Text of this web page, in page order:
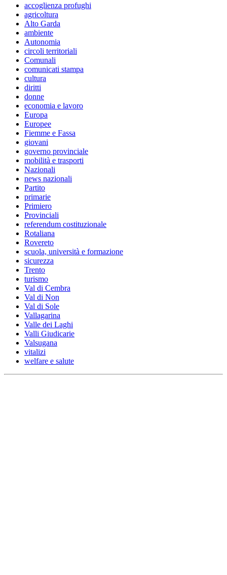
accoglienza profughi
agricoltura
Alto Garda
ambiente
Autonomia
circoli territoriali
Comunali
comunicati stampa
cultura
diritti
donne
economia e lavoro
Europa
Europee
Fiemme e Fassa
giovani
governo provinciale
mobilità e trasporti
Nazionali
news nazionali
Partito
primarie
Primiero
Provinciali
referendum costituzionale
Rotaliana
Rovereto
scuola, università e formazione
sicurezza
Trento
turismo
Val di Cembra
Val di Non
Val di Sole
Vallagarina
Valle dei Laghi
Valli Giudicarie
Valsugana
vitalizi
welfare e salute